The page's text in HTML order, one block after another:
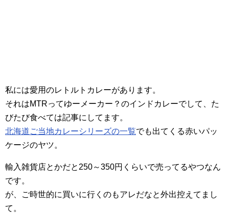
私には愛用のレトルトカレーがあります。
それはMTRってゆーメーカー？のインドカレーでして、た
びたび食べては記事にしてます。
北海道ご当地カレーシリーズの一覧でも出てくる赤いパッ
ケージのヤツ。
輸入雑貨店とかだと250～350円くらいで売ってるやつなん
です。
が、ご時世的に買いに行くのもアレだなと外出控えてまし
て。